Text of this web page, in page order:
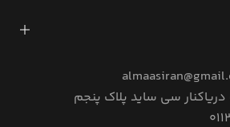
سی ساید پلاک پنجم